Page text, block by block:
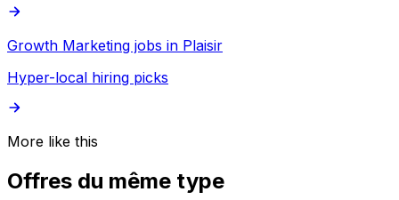
Growth Marketing jobs in Plaisir
Hyper-local hiring picks
More like this
Offres du même type